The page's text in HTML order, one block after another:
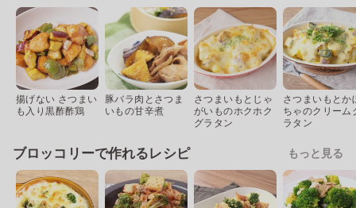
揚げない さつまい
も入り黒酢酢鶏
豚バラ肉とさつま
いもの甘辛煮
さつまいもとじゃ
がいものホクホク
グラタン
さつまいもとか
ちゃのクリーム
ラタン
ブロッコリーで作れるレシピ もっと見る